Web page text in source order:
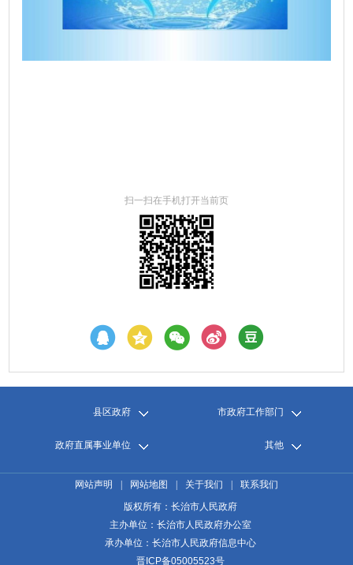
扫一扫在手机打开当前页
县区政府 市政府工作部门
政府直属事业单位 其他
网站声明 | 网站地图 | 关于我们 |
联系我们
版权所有：长治市人民政府
主办单位：长治市人民政府办公室
承办单位：长治市人民政府信息中心
晋ICP备05005523号